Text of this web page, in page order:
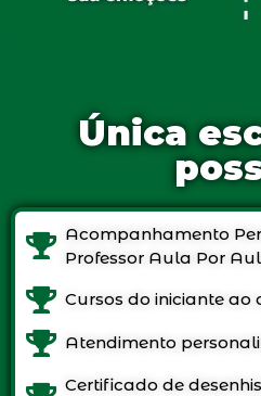
Única
Acompanhamento
Professor Aula Por
Cursos do iniciante ao
Atendimento
Certificado de